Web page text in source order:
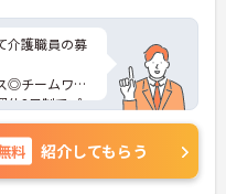
介護職員の募
◎チームワー
休2日制でプ
など、さら
にご相談くだ
料 紹介してもらう